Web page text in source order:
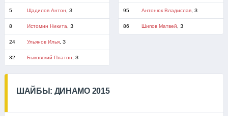
5 Щадилов Антон , З
8 Истомин Никита , З
24 Ульянов Илья, З
32 Быковский Платон , З
95 Антонюк Владислав, З
86 Шипов Матвей , З
ШАЙБЫ: ДИНАМО 2015